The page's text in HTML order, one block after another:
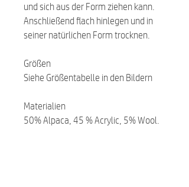
und sich aus der Form ziehen kann.
Anschließend flach hinlegen und in
seiner natürlichen Form trocknen.
Größen
Siehe Größentabelle in den Bildern
Materialien
50% Alpaca, 45 % Acrylic, 5% Wool.